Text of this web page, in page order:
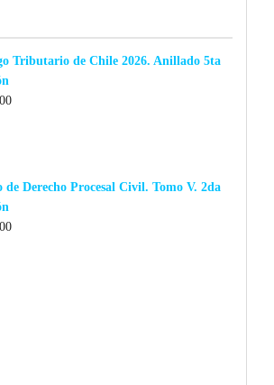
Tributario de Chile 2026. Anillado 5ta
de Derecho Procesal Civil. Tomo V. 2da